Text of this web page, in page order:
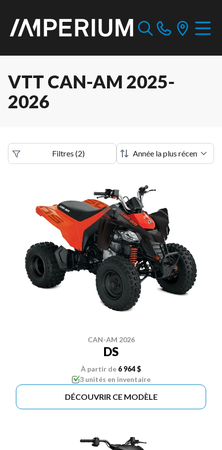
VTT CAN-AM 2025-
2026
Filtres (2)
CAN-AM 2026
DS
À partir de 6 964 $
3 unités en inventaire
DÉCOUVRIR CE MODÈLE